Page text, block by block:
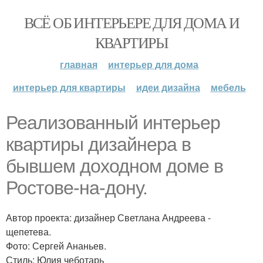
ВСЁ ОБ ИНТЕРЬЕРЕ ДЛЯ ДОМА И
КВАРТИРЫ
главная
интерьер для дома
интерьер для квартиры
идеи дизайна мебель
Реализованный интерьер
квартиры дизайнера в
бывшем доходном доме в
Ростове-на-дону.
Автор проекта: дизайнер Светлана Андреева -
щепетева.
Фото: Сергей Ананьев.
Стиль: Юлия чеботарь